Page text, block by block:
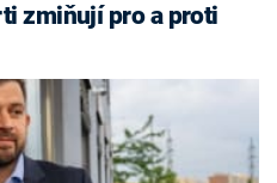
zmiňují pro a proti